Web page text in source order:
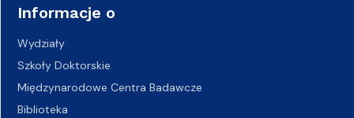
Informacje o
Wydziały
Szkoły Doktorskie
Międzynarodowe Centra Badawcze
Biblioteka